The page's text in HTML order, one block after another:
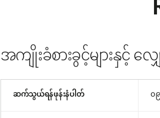
အကျိုးခံစားခွင့်များနှင့် လျှ
ဆက်သွယ်ရန်ဖုန်းနံပါတ် ၀